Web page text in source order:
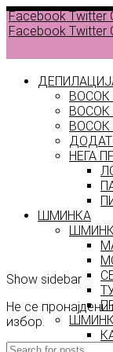
Facebook Twitter
Facebook Twitter
ВОСОК
ВОСОК
ВОСОК
НЕГА
ШМИНКА
products
De
Pêcher
Show sidebar
Не се
избор.